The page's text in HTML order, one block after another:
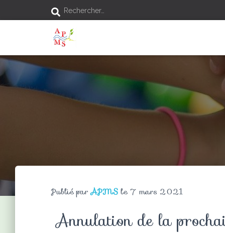
Rechercher…
Publié parAPMS le 7 mars 2021
Annulation de la